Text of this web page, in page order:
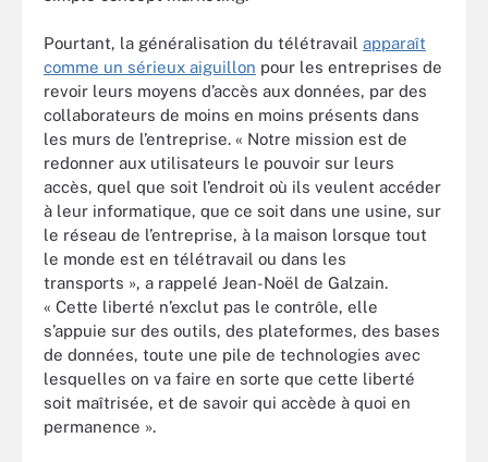
Pourtant, la généralisation du télétravail apparaît
comme un sérieux aiguillon pour les entreprises de
revoir leurs moyens d’accès aux données, par des
collaborateurs de moins en moins présents dans
les murs de l’entreprise. « Notre mission est de
redonner aux utilisateurs le pouvoir sur leurs
accès, quel que soit l’endroit où ils veulent accéder
à leur informatique, que ce soit dans une usine, sur
le réseau de l’entreprise, à la maison lorsque tout
le monde est en télétravail ou dans les
transports », a rappelé Jean-Noël de Galzain.
« Cette liberté n’exclut pas le contrôle, elle
s’appuie sur des outils, des plateformes, des bases
de données, toute une pile de technologies avec
lesquelles on va faire en sorte que cette liberté
soit maîtrisée, et de savoir qui accède à quoi en
permanence ».